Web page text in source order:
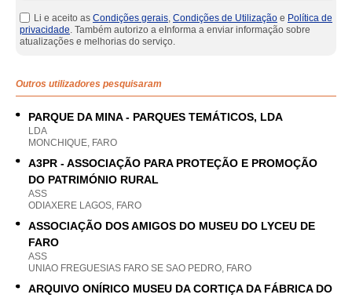
Li e aceito as Condições gerais, Condições de Utilização e Política de
privacidade. Também autorizo a eInforma a enviar informação sobre
atualizações e melhorias do serviço.
Outros utilizadores pesquisaram
PARQUE DA MINA - PARQUES TEMÁTICOS, LDA
LDA
MONCHIQUE, FARO
A3PR - ASSOCIAÇÃO PARA PROTEÇÃO E PROMOÇÃO
DO PATRIMÓNIO RURAL
ASS
ODIAXERE LAGOS, FARO
ASSOCIAÇÃO DOS AMIGOS DO MUSEU DO LYCEU DE
FARO
ASS
UNIAO FREGUESIAS FARO SE SAO PEDRO, FARO
ARQUIVO ONÍRICO MUSEU DA CORTIÇA DA FÁBRICA DO